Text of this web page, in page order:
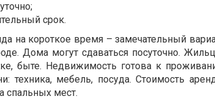
срок.
на короткое время – замечательный
Дома могут сдаваться посуточно.
быте. Недвижимость готова к
техника, мебель, посуда. Стоимость
спальных мест.